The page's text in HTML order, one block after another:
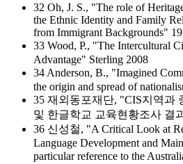
32 Oh, J. S., "The role of
the Ethnic Identity and Family
from Immigrant Backgrounds"
33 Wood, P., "The Intercultural
Advantage" Sterling 2008
34 Anderson, B., "Imagined
the origin and spread of
35 재외동포재단, "CIS지역과
및 한글학교 교육현황조사 결
36 신성철, "A Critical Look at
Language Development and
particular reference to the